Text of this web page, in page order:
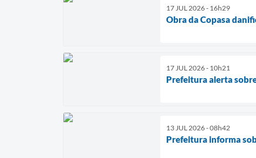
17 JUL 2026 - 16h29
Obra da Copasa
17 JUL 2026 - 10h21
Prefeitura alerta
13 JUL 2026 - 08h42
Prefeitura informa